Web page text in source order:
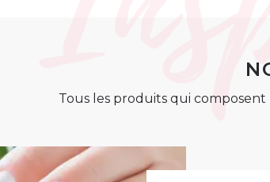
Tous les produits qui